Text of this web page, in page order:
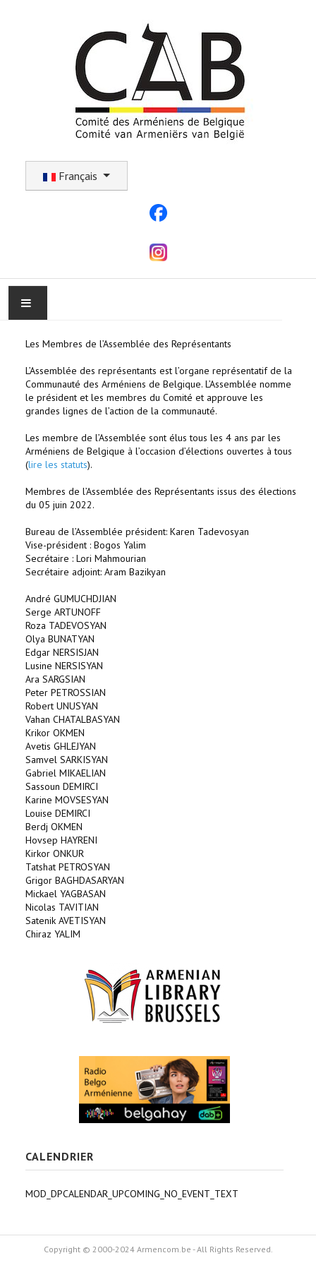
Français
ACTUALITÉ
COMMUNAUTÉ
EVÉNEMENTS
EGLISE
LE CENTRE
Les Membres de l’Assemblée des Représentants
L’Assemblée des représentants est l’organe représentatif de la
Communauté des Arméniens de Belgique. L’Assemblée nomme
le président et les membres du Comité et approuve les
grandes lignes de l’action de la communauté.
Les membre de l’Assemblée sont élus tous les 4 ans par les
Arméniens de Belgique à l’occasion d’élections ouvertes à tous
(lire les statuts).
Membres de l’Assemblée des Représentants issus des élections
du 05 juin 2022.
Bureau de l’Assemblée président: Karen Tadevosyan
Vise-président : Bogos Yalim
Secrétaire : Lori Mahmourian
Secrétaire adjoint: Aram Bazikyan
André GUMUCHDJIAN
Serge ARTUNOFF
Roza TADEVOSYAN
Olya BUNATYAN
Edgar NERSISJAN
Lusine NERSISYAN
Ara SARGSIAN
Peter PETROSSIAN
Robert UNUSYAN
Vahan CHATALBASYAN
Krikor OKMEN
Avetis GHLEJYAN
Samvel SARKISYAN
Gabriel MIKAELIAN
Sassoun DEMIRCI
Karine MOVSESYAN
Louise DEMIRCI
Berdj OKMEN
Hovsep HAYRENI
Kirkor ONKUR
Tatshat PETROSYAN
Grigor BAGHDASARYAN
Mickael YAGBASAN
Nicolas TAVITIAN
Satenik AVETISYAN
Chiraz YALIM
CALENDRIER
MOD_DPCALENDAR_UPCOMING_NO_EVENT_TEXT
Copyright © 2000-2024 Armencom.be - All Rights Reserved.